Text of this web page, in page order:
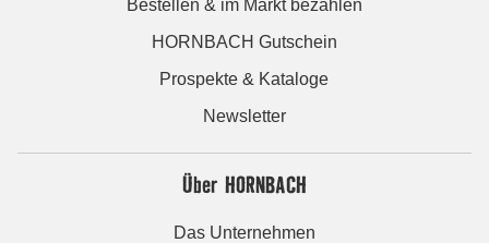
Bestellen & im Markt bezahlen
HORNBACH Gutschein
Prospekte & Kataloge
Newsletter
Über HORNBACH
Das Unternehmen